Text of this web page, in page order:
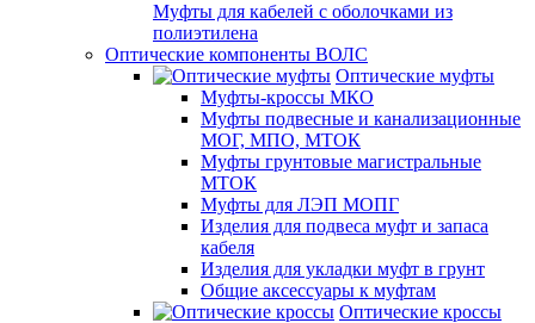
Муфты для кабелей с оболочками из
полиэтилена
Оптические компоненты ВОЛС
Оптические муфты
Муфты-кроссы МКО
Муфты подвесные и канализационные
МОГ, МПО, МТОК
Муфты грунтовые магистральные
МТОК
Муфты для ЛЭП МОПГ
Изделия для подвеса муфт и запаса
кабеля
Изделия для укладки муфт в грунт
Общие аксессуары к муфтам
Оптические кроссы